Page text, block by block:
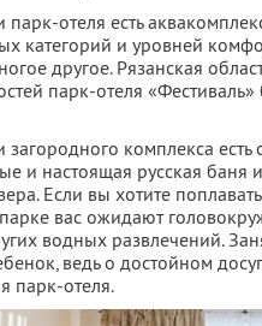
парк-отеля есть
категорий и уровней
другое. Рязанская
парк-отеля
загородного комплекса
и настоящая русская баня
Если вы хотите
вас ожидают
водных развлечений.
ведь о достойном
парк-отеля.